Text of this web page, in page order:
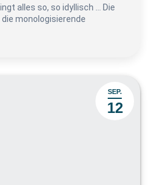
alles so, so idyllisch … Die
die monologisierende
SEP.
12